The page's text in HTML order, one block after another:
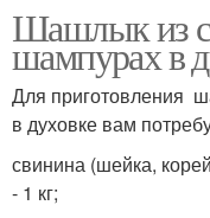
Шашлык из
шампурах в
Для приготовления
в духовке вам
свинина (шейка,
- 1 кг;